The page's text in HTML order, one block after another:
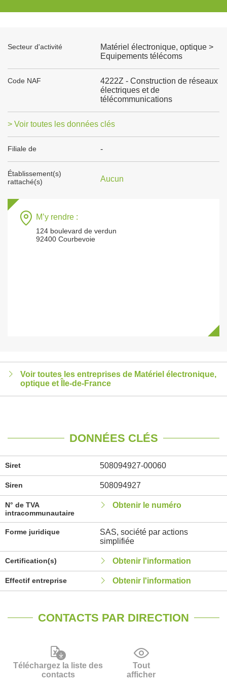
Secteur d'activité
Matériel électronique, optique >
Equipements télécoms
Code NAF
4222Z - Construction de réseaux
électriques et de
télécommunications
> Voir toutes les données clés
Filiale de -
Établissement(s)
rattaché(s)
Aucun
M’y rendre :
124 boulevard de verdun
92400 Courbevoie
Voir toutes les entreprises de Matériel électronique,
optique et Île-de-France
DONNÉES CLÉS
Siret 508094927-00060
Siren 508094927
N° de TVA
intracommunautaire
Obtenir le numéro
Forme juridique
SAS, société par actions
simplifiée
Certification(s) Obtenir l'information
Effectif entreprise Obtenir l'information
CONTACTS PAR DIRECTION
Téléchargez la liste des
contacts
Tout
afficher